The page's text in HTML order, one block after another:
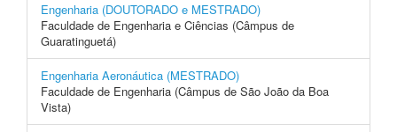
Engenharia (DOUTORADO e MESTRADO)
Faculdade de Engenharia e Ciências (Câmpus de
Guaratinguetá)
Engenharia Aeronáutica (MESTRADO)
Faculdade de Engenharia (Câmpus de São João da Boa
Vista)